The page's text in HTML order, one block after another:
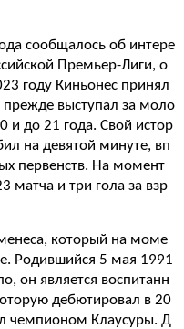
сообщалось об интере
Премьер-Лиги, о
году Киньонес принял
прежде выступал за моло
до 21 года. Свой истор
на девятой минуте, вп
первенств. На момент
матча и три гола за взр
который на моме
Родившийся 5 мая 1991
он является воспитанн
дебютировал в 20
чемпионом Клаусуры. Д